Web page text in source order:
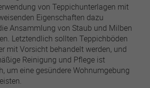
von Teppichunterlagen mit
Eigenschaften dazu
Ansammlung von Staub und Milben
Letztendlich sollten Teppichböden
mit Vorsicht behandelt werden, und
Reinigung und Pflege ist
um eine gesündere Wohnumgebung